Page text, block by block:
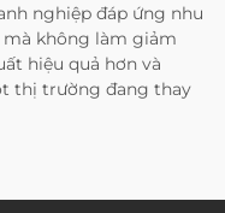
nghiệp đáp ứng nhu
không làm giảm
hiệu quả hơn và
thị trường đang thay